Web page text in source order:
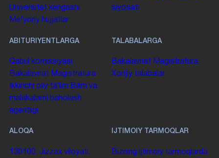
Universitet kengashi
Me'yoriy hujjatlar
siyosati
ABITURIYENTLARGA
Qabul komissiyasi
Bakalavriat Magistratura
Ikkinchi oliy taʼlim Bilim va
malakalarni baholash
agentligi
TALABALARGA
Bakalavriat Magistratura
Xorijiy talabalar
ALOQA
130100. Jizzax viloyati,
IJTIMOIY TARMOQLAR
Bizning ijtimoiy tarmoqlarda